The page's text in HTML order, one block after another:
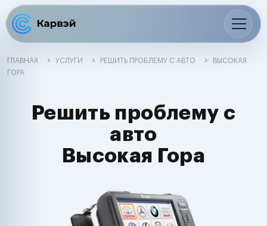
ГЛАВНАЯ УСЛУГИ РЕШИТЬ ПРОБЛЕМУ С АВТО
ВЫСОКАЯ
ГОРА
Решить проблему с
авто
Высокая Гора